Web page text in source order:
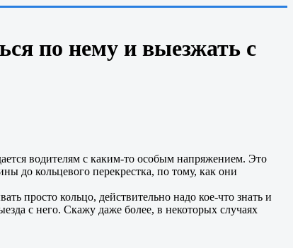
по нему и выезжать с
водителям с каким-то особым напряжением. Это
до кольцевого перекрестка, по тому, как они
просто кольцо, действительно надо кое-что знать и
с него. Скажу даже более, в некоторых случаях